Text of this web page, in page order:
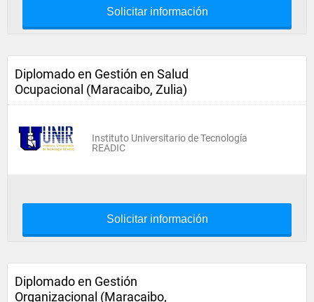
Solicitar información
Diplomado en Gestión en Salud
Ocupacional (Maracaibo, Zulia)
Instituto Universitario de Tecnología
READIC
Solicitar información
Diplomado en Gestión
Organizacional (Maracaibo,